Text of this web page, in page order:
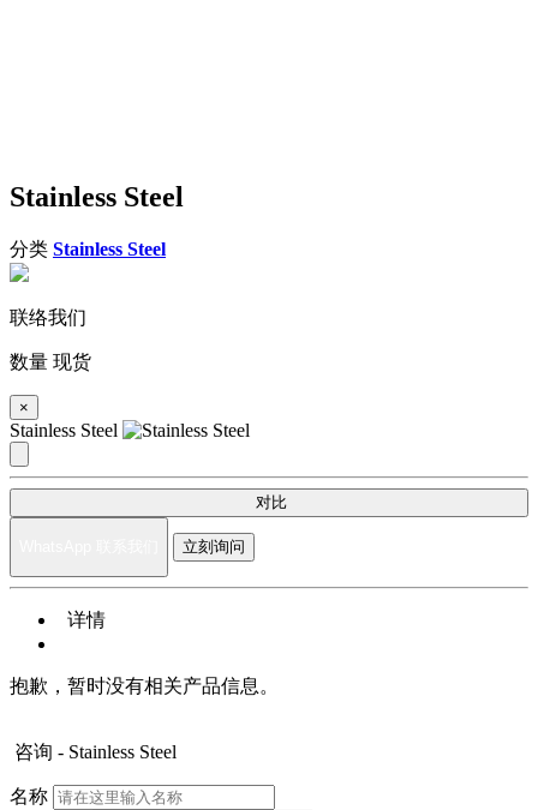
Stainless Steel
分类 Stainless Steel
联络我们
数量 现货
×
Stainless Steel
对比
立刻询问
详情
抱歉，暂时没有相关产品信息。
咨询 - Stainless Steel
名称